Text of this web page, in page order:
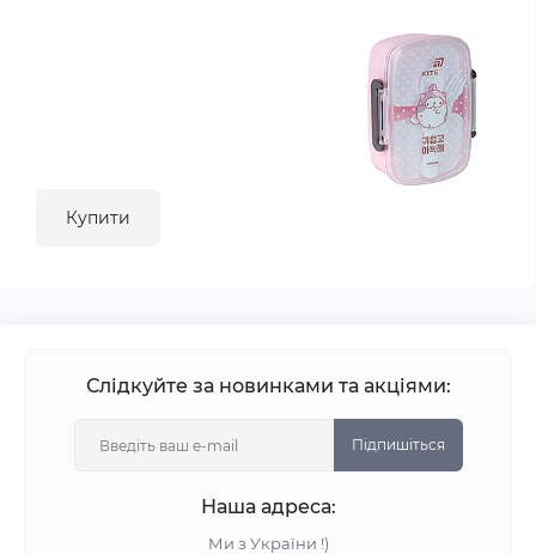
Купити
Слідкуйте за новинками та акціями:
Підпишіться
Наша адреса:
Ми з України !)